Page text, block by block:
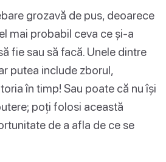
grozavă de pus, deoarece
mai probabil ceva ce și-a
fie sau să facă. Unele dintre
putea include zborul,
în timp! Sau poate că nu își
poți folosi această
de a afla de ce se